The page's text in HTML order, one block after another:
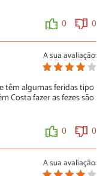
0 0
A sua avaliação:
têm algumas feridas tipo
Costa fazer as fezes são
0 0
A sua avaliação: